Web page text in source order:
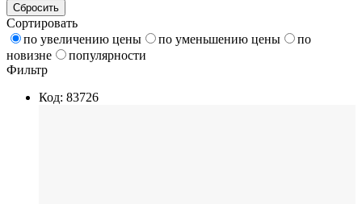
Сбросить
Сортировать
по увеличению цены
по уменьшению цены
по
новизне
популярности
Фильтр
Код: 83726